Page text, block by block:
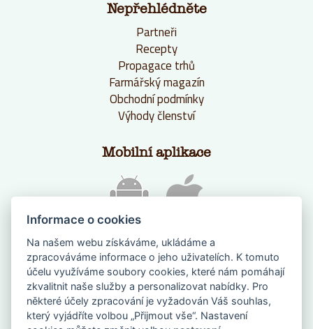
Nepřehlédněte
Partneři
Recepty
Propagace trhů
Farmářský magazín
Obchodní podmínky
Výhody členství
Mobilní aplikace
NAPIŠTE NÁM
Informace o cookies
Na našem webu získáváme, ukládáme a
zpracováváme informace o jeho uživatelích. K tomuto
účelu využíváme soubory cookies, které nám pomáhají
zkvalitnit naše služby a personalizovat nabídky. Pro
některé účely zpracování je vyžadován Váš souhlas,
který vyjádříte volbou „Přijmout vše“. Nastavení